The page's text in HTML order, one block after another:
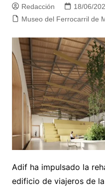
Redacción 18/06/
Museo del Ferrocarril de
Adif ha impulsado la
edificio de viajeros de